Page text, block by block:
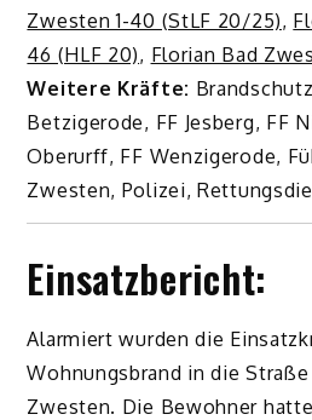
Zwesten 1-40 (StLF 20/25),
46 (HLF 20), Florian Bad
Weitere Kräfte:
Betzigerode, FF Jesberg, FF
Oberurff, FF Wenzigerode,
Zwesten, Polizei,
Einsatzbericht:
Alarmiert wurden die
Wohnungsbrand in die Straße
Zwesten. Die Bewohner